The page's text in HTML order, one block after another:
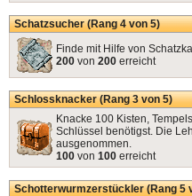
Schatzsucher (Rang 4 von 5)
Finde mit Hilfe von
200 von 200 erreicht
Schlossknacker (Rang 3 von 5)
Knacke 100 Kisten,
Schlüssel benötigst. Die
ausgenommen.
100 von 100 erreicht
Schotterwurmzerstückler (Rang 5